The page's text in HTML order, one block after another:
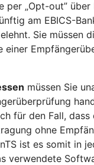
per „Opt-out” über
am EBICS-
Sie müssen
einer
müssen Sie
für den Fall, dass
ohne
ist es somit in
verwendete